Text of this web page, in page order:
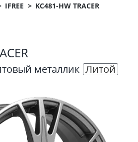
IFREE KC481-HW TRACER
металлик Литой